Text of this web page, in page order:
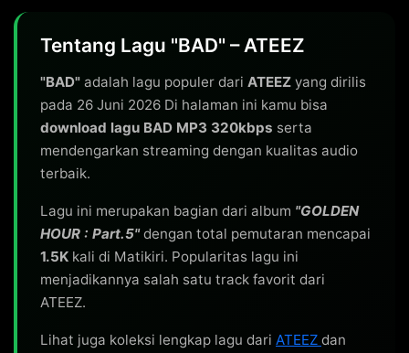
Tentang Lagu "BAD" – ATEEZ
"BAD" adalah lagu populer dari ATEEZ yang dirilis
pada 26 Juni 2026 Di halaman ini kamu bisa
download lagu BAD MP3 320kbps serta
mendengarkan streaming dengan kualitas audio
terbaik.
Lagu ini merupakan bagian dari album "GOLDEN
HOUR : Part.5"dengan total pemutaran mencapai
1.5K kali di Matikiri. Popularitas lagu ini
menjadikannya salah satu track favorit dari
ATEEZ.
Lihat juga koleksi lengkap lagu dari ATEEZ dan